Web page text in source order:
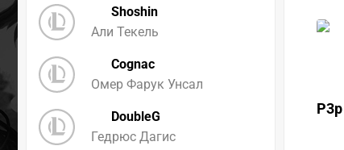
Shoshin
Али Текель
Cognac
Омер Фарук Унсал
DoubleG
Гедрюс Дагис